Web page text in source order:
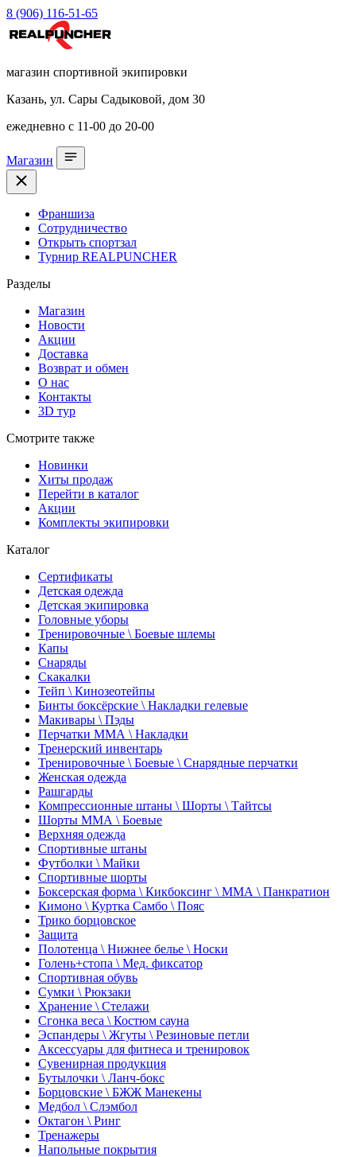
8 (906) 116-51-65
магазин спортивной экипировки
Казань, ул. Сары Садыковой, дом 30
ежедневно с 11-00 до 20-00
Магазин
Франшиза
Сотрудничество
Открыть спортзал
Турнир REALPUNCHER
Разделы
Магазин
Новости
Акции
Доставка
Возврат и обмен
О нас
Контакты
3D тур
Смотрите также
Новинки
Хиты продаж
Перейти в каталог
Акции
Комплекты экипировки
Каталог
Сертификаты
Детская одежда
Детская экипировка
Головные уборы
Тренировочные \ Боевые шлемы
Капы
Снаряды
Скакалки
Тейп \ Кинозеотейпы
Бинты боксёрские \ Накладки гелевые
Макивары \ Пэды
Перчатки ММА \ Накладки
Тренерский инвентарь
Тренировочные \ Боевые \ Снарядные перчатки
Женская одежда
Рашгарды
Компрессионные штаны \ Шорты \ Тайтсы
Шорты ММА \ Боевые
Верхняя одежда
Спортивные штаны
Футболки \ Майки
Спортивные шорты
Боксерская форма \ Кикбоксинг \ ММА \ Панкратион
Кимоно \ Куртка Самбо \ Пояс
Трико борцовское
Защита
Полотенца \ Нижнее белье \ Носки
Голень+стопа \ Мед. фиксатор
Спортивная обувь
Сумки \ Рюкзаки
Хранение \ Стелажи
Сгонка веса \ Костюм сауна
Эспандеры \ Жгуты \ Резиновые петли
Аксессуары для фитнеса и тренировок
Сувенирная продукция
Бутылочки \ Ланч-бокс
Борцовские \ БЖЖ Манекены
Медбол \ Слэмбол
Октагон \ Ринг
Тренажеры
Напольные покрытия